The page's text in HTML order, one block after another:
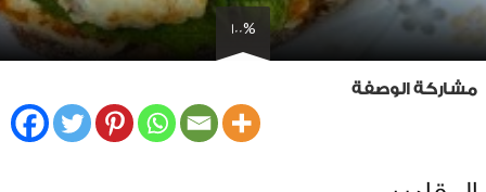
100%
مشاركة الوصفة